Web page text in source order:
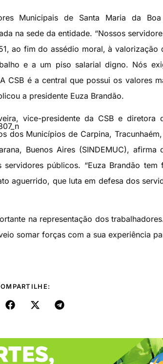
Municipais de Santa Maria da Boa
na sede da entidade. “Nossos
ao fim do assédio moral, à valorização
e a um piso salarial digno. Nós
CSB é a central que possui os valores
a presidente Euza Brandão.
vice-presidente da CSB e diretora
dos Municípios de Carpina,
Buenos Aires (SINDEMUC), afirma
públicos. “Euza Brandão tem
aguerrido, que luta em defesa dos
na representação dos
somar forças com a sua experiência